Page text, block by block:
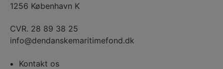
1256 København K
CVR. 28 89 38 25
info@dendanskemaritimefond.dk
Kontakt os